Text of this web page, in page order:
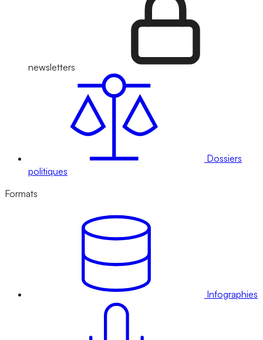
newsletters
Dossiers
politiques
Formats
Infographies